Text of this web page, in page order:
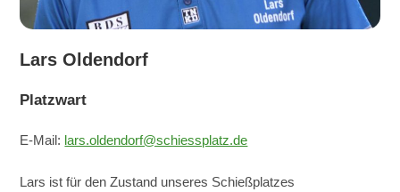
Lars Oldendorf
Platzwart
E-Mail: lars.oldendorf@schiessplatz.de
Lars ist für den Zustand unseres Schießplatzes